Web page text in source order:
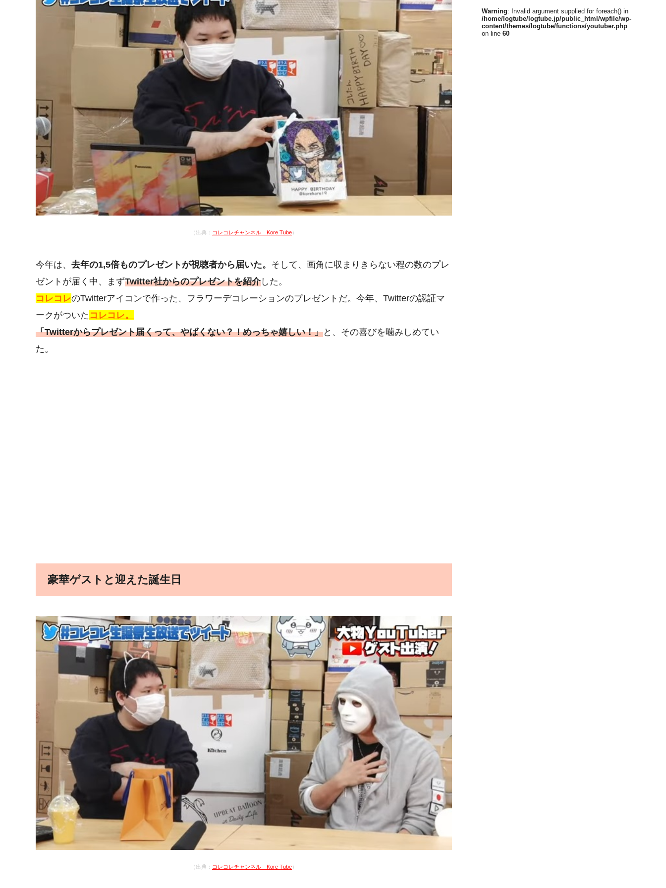
（出典： コレコレチャンネル Kore Tube）
今年は、 去年の1,5倍ものプレゼントが視聴者から届いた。 そして、画角に収まりきらない程の数のプレ
ゼントが届く中、まずTwitter社からのプレゼントを紹介した。
コレコレのTwitterアイコンで作った、フラワーデコレーションのプレゼントだ。今年、Twitterの認証マ
ークがついた コレコレ。
「Twitterからプレゼント届くって、やばくない？！めっちゃ嬉しい！」と、その喜びを噛みしめてい
た。
豪華ゲストと迎えた誕生日
（出典： コレコレチャンネル Kore Tube）
Warning: Invalid argument supplied for foreach() in
/home/logtube/logtube.jp/public_html/wpfile/wp-
content/themes/logtube/functions/youtuber.php
on line 60